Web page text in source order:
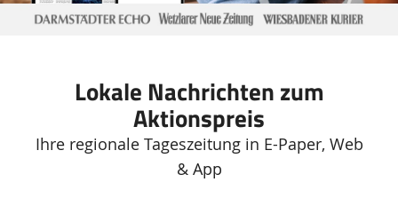
Lokale Nachrichten zum
Aktionspreis
Ihre regionale Tageszeitung in E-Paper, Web
& App